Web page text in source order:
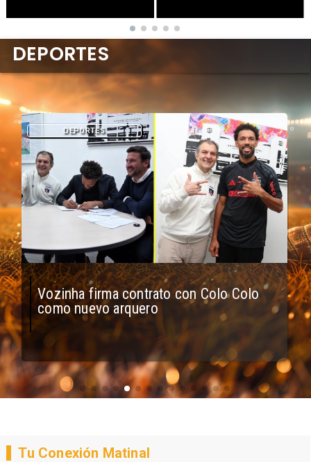
O'Higgins cae por penales ante Boca
Juniors en Copa Sudamericana
DEPORTES
DEPORTES
Tu Conexión Matinal